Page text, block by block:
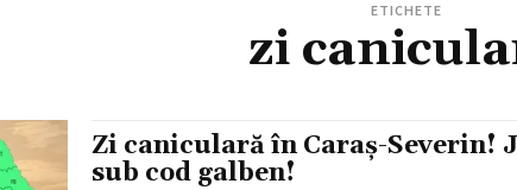
ETICHETE
zi
Zi caniculară în Caraș-Severin!
sub cod galben!